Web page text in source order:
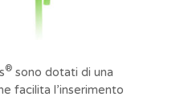
®sono dotati di una
facilita l’inserimento